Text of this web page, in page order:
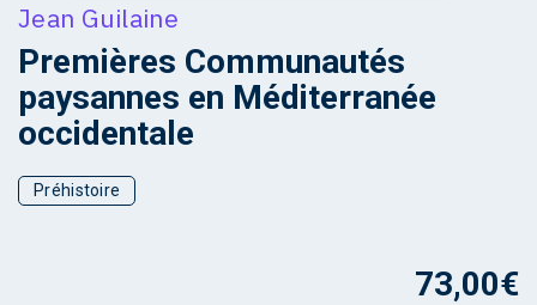
Jean Guilaine
Premières Communautés
paysannes en Méditerranée
occidentale
Préhistoire
73,00€